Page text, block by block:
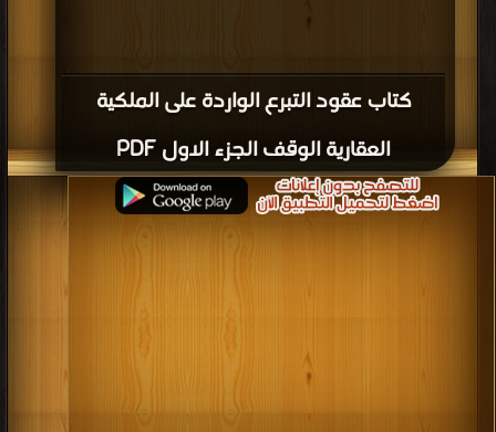
كتاب عقود التبرع الواردة على الملكية
العقارية الوقف الجزء الاول PDF